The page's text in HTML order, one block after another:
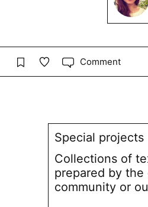
Comment
Special projects
Collections of
prepared by
community or